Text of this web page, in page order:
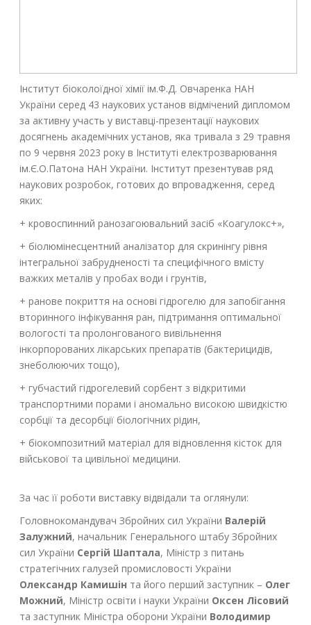
Інститут біоколоїдної хімії ім.Ф.Д. Овчаренка НАН
України серед 43 наукових установ відмічений дипломом
за активну участь у виставці-презентації наукових
досягнень академічних установ, яка тривала з 29 травня
по 9 червня 2023 року в Інституті електрозварювання
ім.Є.О.Патона НАН України. Інститут презентував ряд
наукових розробок, готових до впровадження, серед
яких:
+ кровоспинний ранозагоювальний засіб «Коагулокс+»,
+ біолюмінесцентний аналізатор для скринінгу рівня
інтегральної забрудненості та специфічного вмісту
важких металів у пробах води і грунтів,
+ ранове покриття на основі гідрогелю для запобігання
вторинного інфікування ран, підтримання оптимальної
вологості та пролонгованого вивільнення
інкорпорованих лікарських препаратів (бактерицидів,
знеболюючих тощо),
+ губчастий гідрогелевий сорбент з відкритими
транспортними порами і аномально високою швидкістю
сорбції та десорбції біологічних рідин,
+ біокомпозитний матеріал для відновлення кісток для
військової та цивільної медицини.
За час її роботи виставку відвідали та оглянули:
Головнокомандувач Збройних сил України Валерій
Залужний, начальник Генерального штабу Збройних
сил України Сергій Шаптала, Міністр з питань
стратегічних галузей промисловості України
Олександр Камишін та його перший заступник – Олег
Можний, Міністр освіти і науки України Оксен Лісовий
та заступник Міністра оборони України Володимир